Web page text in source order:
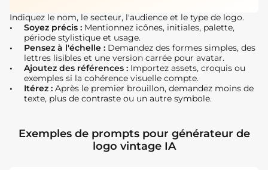
Indiquez le nom, le secteur, l'audience et le type de logo.
Soyez précis : Mentionnez icônes, initiales, palette,
période stylistique et usage.
Pensez à l'échelle : Demandez des formes simples, des
lettres lisibles et une version carrée pour avatar.
Ajoutez des références : Importez assets, croquis ou
exemples si la cohérence visuelle compte.
Itérez : Après le premier brouillon, demandez moins de
texte, plus de contraste ou un autre symbole.
Exemples de prompts pour générateur de
logo vintage IA